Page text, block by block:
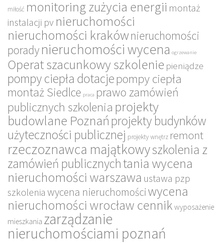
miłość monitoring zużycia energii montaż
instalacji pv nieruchomości
nieruchomości krakównieruchomości
poradynieruchomości wycena ogrzewanie
Operat szacunkowy szkolenie pieniądze
pompy ciepła dotacjepompy ciepła
montaż Siedlce praca prawo zamówień
publicznych szkolenia projekty
budowlane Poznańprojekty budynków
użyteczności publicznej projekty wnętrz remont
rzeczoznawca majątkowyszkolenia z
zamówień publicznychtania wycena
nieruchomości warszawa ustawa pzp
szkolenia wycena nieruchomościwycena
nieruchomości wrocław cennik wyposażenie
mieszkania zarządzanie
nieruchomościami poznań